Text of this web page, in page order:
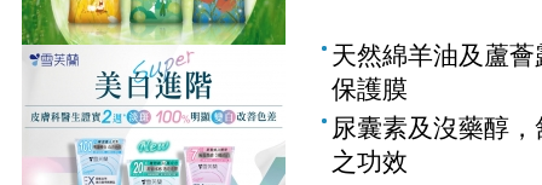
天然綿羊油及蘆
保護膜
尿囊素及沒藥醇
之功效